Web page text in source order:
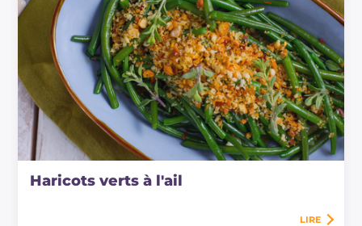
Haricots verts à l'ail
LIRE